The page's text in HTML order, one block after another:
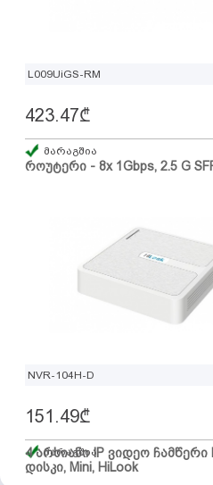
L009UiGS-RM
როუტერი - 8x 1Gbps, 2.5 G
423.47₾
მარაგშია
NVR-104H-D
4 არხიანი IP ვიდეო ჩამწერი
დისკი, Mini, HiLook
151.49₾
მარაგშია